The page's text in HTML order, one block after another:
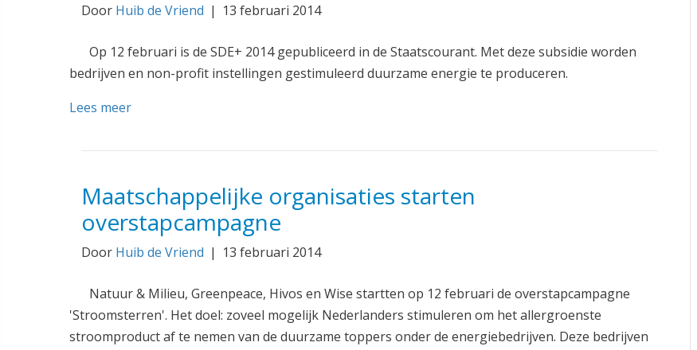
Door Huib de Vriend | 13 februari 2014
Op 12 februari is de SDE+ 2014 gepubliceerd in de Staatscourant. Met deze subsidie worden
bedrijven en non-profit instellingen gestimuleerd duurzame energie te produceren.
Lees meer
Maatschappelijke organisaties starten
overstapcampagne
Door Huib de Vriend | 13 februari 2014
Natuur & Milieu, Greenpeace, Hivos en Wise startten op 12 februari de overstapcampagne
'Stroomsterren'. Het doel: zoveel mogelijk Nederlanders stimuleren om het allergroenste
stroomproduct af te nemen van de duurzame toppers onder de energiebedrijven. Deze bedrijven